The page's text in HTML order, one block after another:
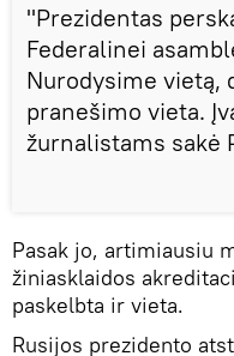
"Prezidentas
Federalinei
Nurodysime vietą,
pranešimo vieta.
žurnalistams sakė
Pasak jo, artimiausiu
žiniasklaidos
paskelbta ir vieta.
Rusijos prezidento